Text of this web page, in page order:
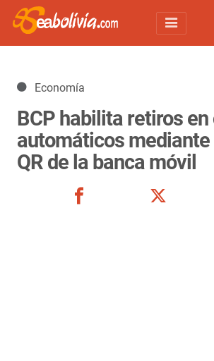
Detalles
Economía
BCP habilita retiros
automáticos
QR de la banca móvil